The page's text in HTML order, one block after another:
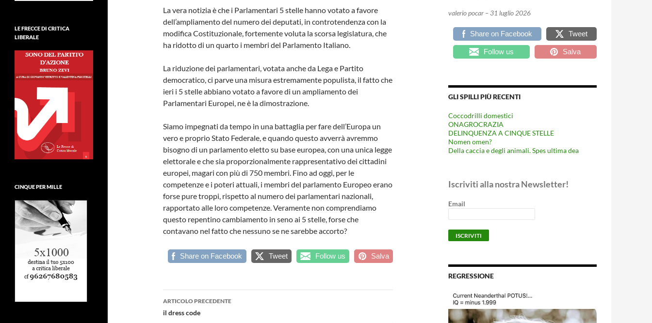
La vera notizia è che i Parlamentari 5 stelle hanno votato a favore
dell’ampliamento del numero dei deputati, in controtendenza con la
modifica Costituzionale, fortemente voluta la scorsa legislatura, che
ha ridotto di un quarto i membri del Parlamento Italiano.
La riduzione dei parlamentari, votata anche da Lega e Partito
democratico, ci parve una misura estremamente populista, il fatto che
ieri i 5 stelle abbiano votato a favore di un ampliamento dei
Parlamentari Europei, ne è la dimostrazione.
Siamo impegnati da tempo in una battaglia per fare dell’Europa un
vero e proprio Stato Federale, e quando questo avverrà avremmo
bisogno di un parlamento eletto su base europea, con una unica legge
elettorale e che sia proporzionalmente rappresentativo dei cittadini
europei, magari con più di 750 membri. Fino ad oggi, per le
competenze e i poteri attuali, i membri del parlamento Europeo erano
forse pure troppi, rispetto al numero dei parlamentari nazionali,
rapportato alle loro competenze. Veramente non comprendiamo
questo repentino cambiamento in seno ai 5 stelle, forse che
contavano nel fatto che nessuno se ne sarebbe accorto?
Share on Facebook Tweet Follow us Salva
Navigazione
articolo
ARTICOLO PRECEDENTE
il dress code
valerio pocar – 31 luglio 2026
Share on Facebook Tweet
Follow us Salva
GLI SPILLI PIÙ RECENTI
Coccodrilli domestici
ONAGROCRAZIA
DELINQUENZA A CINQUE STELLE
Nomen omen?
Della caccia e degli animali. Spes ultima dea
Iscriviti alla nostra Newsletter!
Email
REGRESSIONE
LE FRECCE DI CRITICA
LIBERALE
CINQUE PER MILLE